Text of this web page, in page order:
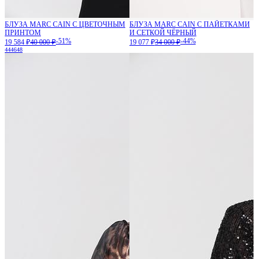
БЛУЗА MARC CAIN С ЦВЕТОЧНЫМ
ПРИНТОМ
19 584 ₽40 000 ₽-51%
444648
БЛУЗА MARC CAIN С ПАЙЕТКАМИ
И СЕТКОЙ ЧЁРНЫЙ
19 077 ₽34 000 ₽-44%